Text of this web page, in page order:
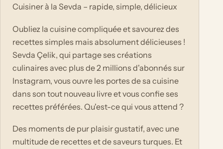
Cuisiner à la Sevda – rapide, simple, délicieux
Oubliez la cuisine compliquée et savourez des
recettes simples mais absolument délicieuses !
Sevda Çelik, qui partage ses créations
culinaires avec plus de 2 millions d'abonnés sur
Instagram, vous ouvre les portes de sa cuisine
dans son tout nouveau livre et vous confie ses
recettes préférées. Qu'est-ce qui vous attend ?
Des moments de pur plaisir gustatif, avec une
multitude de recettes et de saveurs turques. Et